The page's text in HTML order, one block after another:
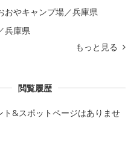
おやキャンプ場／兵庫県
兵庫県
もっと見る
閲覧履歴
ト&スポットページはありませ